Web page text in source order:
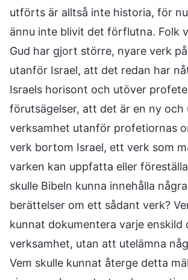
utförts är alltså inte historia, för
ännu inte blivit det förflutna. Folk
Gud har gjort större, nyare verk
utanför Israel, att det redan har
Israels horisont och utöver
förutsägelser, att det är en ny och
verksamhet utanför profetiornas
verk bortom Israel, ett verk som
varken kan uppfatta eller
skulle Bibeln kunna innehålla
berättelser om ett sådant verk?
kunnat dokumentera varje enskild
verksamhet, utan att utelämna
Vem skulle kunnat återge detta